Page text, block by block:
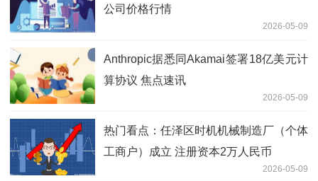
公司价格行情
2026-05-09
Anthropic据悉同Akamai签署18亿美元计
算协议 焦点速讯
2026-05-09
热门看点：任泽区时机机械制造厂（个体
工商户）成立 注册资本2万人民币
2026-05-09